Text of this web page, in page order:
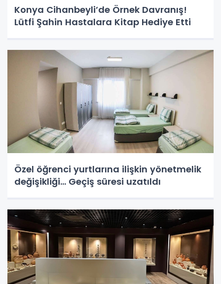
Konya Cihanbeyli’de Örnek Davranış!
Lütfi Şahin Hastalara Kitap Hediye Etti
Özel öğrenci yurtlarına ilişkin yönetmelik
değişikliği... Geçiş süresi uzatıldı